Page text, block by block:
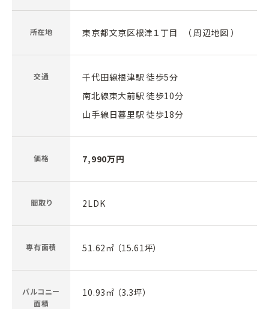
所在地 東京都文京区根津１丁目 （ 周辺地図 ）
交通
千代田線根津駅 徒歩5分
南北線東大前駅 徒歩10分
山手線日暮里駅 徒歩18分
価格 7,990万円
間取り 2LDK
専有面積 51.62㎡ （15.61坪）
バルコニー
面積
10.93㎡ （3.3坪）